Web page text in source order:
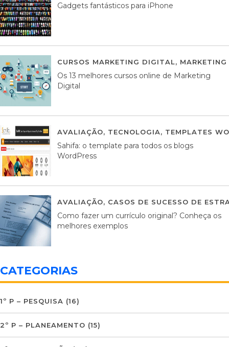
Gadgets fantásticos para iPhone
CURSOS MARKETING DIGITAL,
Os 13 melhores cursos online de Marketing
Digital
AVALIAÇÃO, TECNOLOGIA, TEMPLATES
Sahifa: o template para todos os blogs
WordPress
AVALIAÇÃO, CASOS DE SUCESSO DE
Como fazer um currículo original? Conheça os
melhores exemplos
CATEGORIAS
1º P – PESQUISA (16)
2º P – PLANEAMENTO (15)